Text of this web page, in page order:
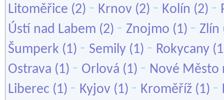
Litoměřice (2) - Krnov (2) - Kolín (2) -
Ústí nad Labem (2) - Znojmo (1) - Zlín
Šumperk (1) - Semily (1) - Rokycany
Ostrava (1) - Orlová (1) - Nové Město
Liberec (1) - Kyjov (1) - Kroměříž (1) -